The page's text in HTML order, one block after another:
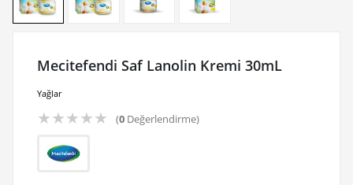
Mecitefendi Saf Lanolin Kremi 30mL
Yağlar
★★★★★ (0Değerlendirme)